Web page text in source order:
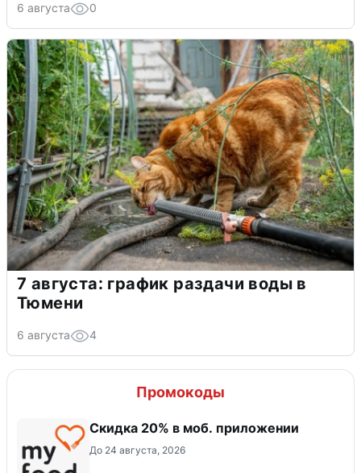
6 августа 0
7 августа: график раздачи воды в
Тюмени
6 августа 4
Промокоды
Скидка 20% в моб. приложении
До 24 августа, 2026